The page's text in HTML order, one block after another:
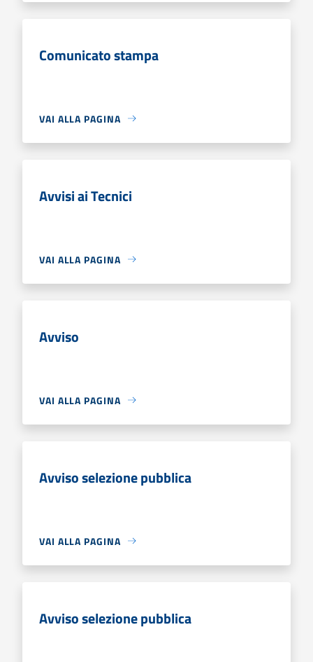
Comunicato stampa
VAI ALLA PAGINA
Avvisi ai Tecnici
VAI ALLA PAGINA
Avviso
VAI ALLA PAGINA
Avviso selezione pubblica
VAI ALLA PAGINA
Avviso selezione pubblica